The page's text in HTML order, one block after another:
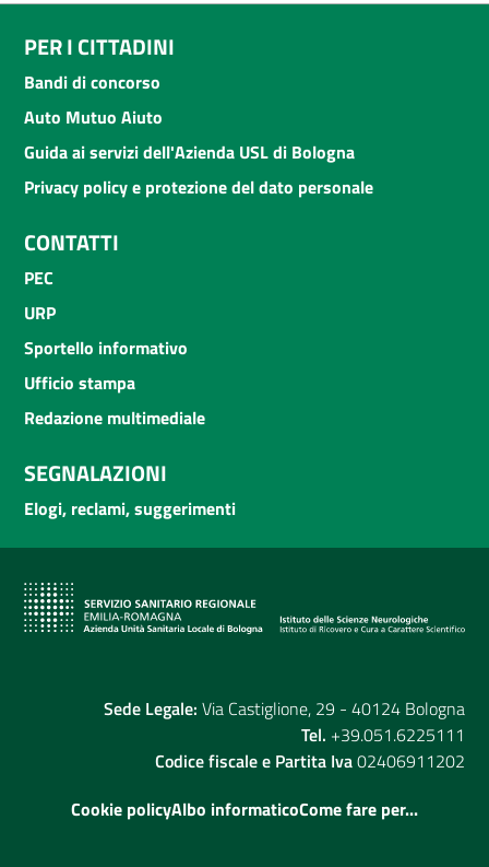
PER I CITTADINI
Bandi di concorso
Auto Mutuo Aiuto
Guida ai servizi dell'Azienda USL di Bologna
Privacy policy e protezione del dato personale
CONTATTI
PEC
URP
Sportello informativo
Ufficio stampa
Redazione multimediale
SEGNALAZIONI
Elogi, reclami, suggerimenti
Sede Legale: Via Castiglione, 29 - 40124 Bologna
Tel. +39.051.6225111
Codice fiscale e Partita Iva02406911202
Cookie policyAlbo informaticoCome fare per...